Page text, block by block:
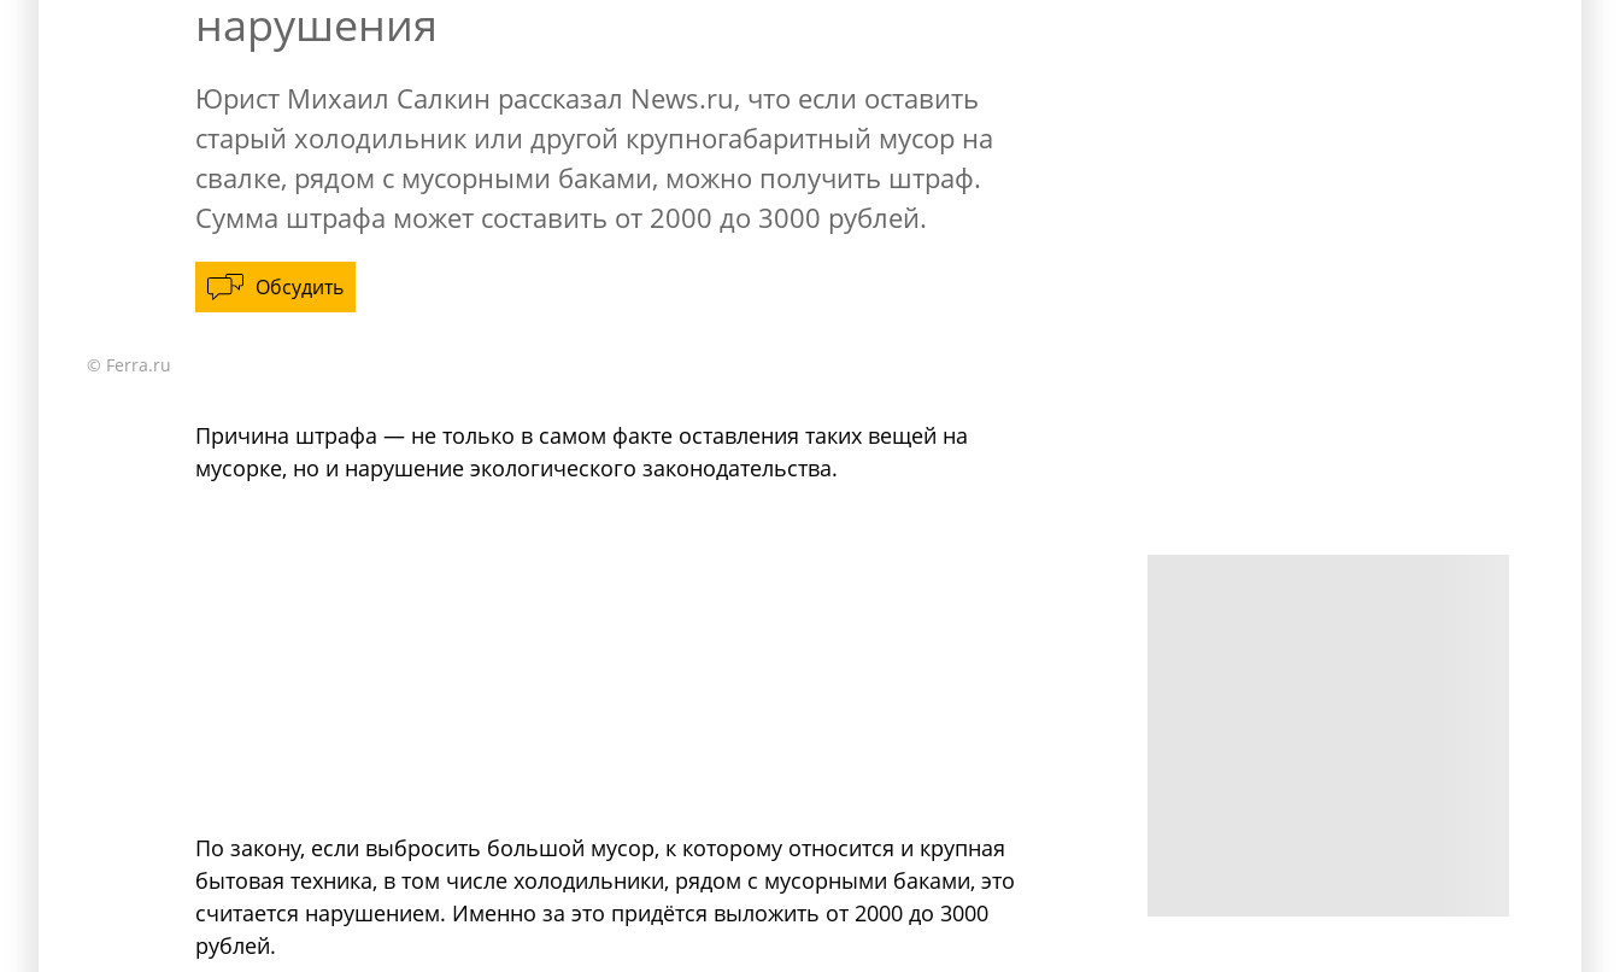
нарушения
Юрист Михаил Салкин рассказал News.ru, что если оставить
старый холодильник или другой крупногабаритный мусор на
свалке, рядом с мусорными баками, можно получить штраф.
Сумма штрафа может составить от 2000 до 3000 рублей.
Обсудить
© Ferra.ru
Причина штрафа — не только в самом факте оставления таких вещей на
мусорке, но и нарушение экологического законодательства.
По закону, если выбросить большой мусор, к которому относится и крупная
бытовая техника, в том числе холодильники, рядом с мусорными баками, это
считается нарушением. Именно за это придётся выложить от 2000 до 3000
рублей.